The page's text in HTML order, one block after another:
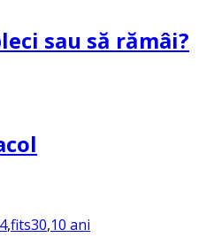
sau să rămâi?
,fits30,10 ani